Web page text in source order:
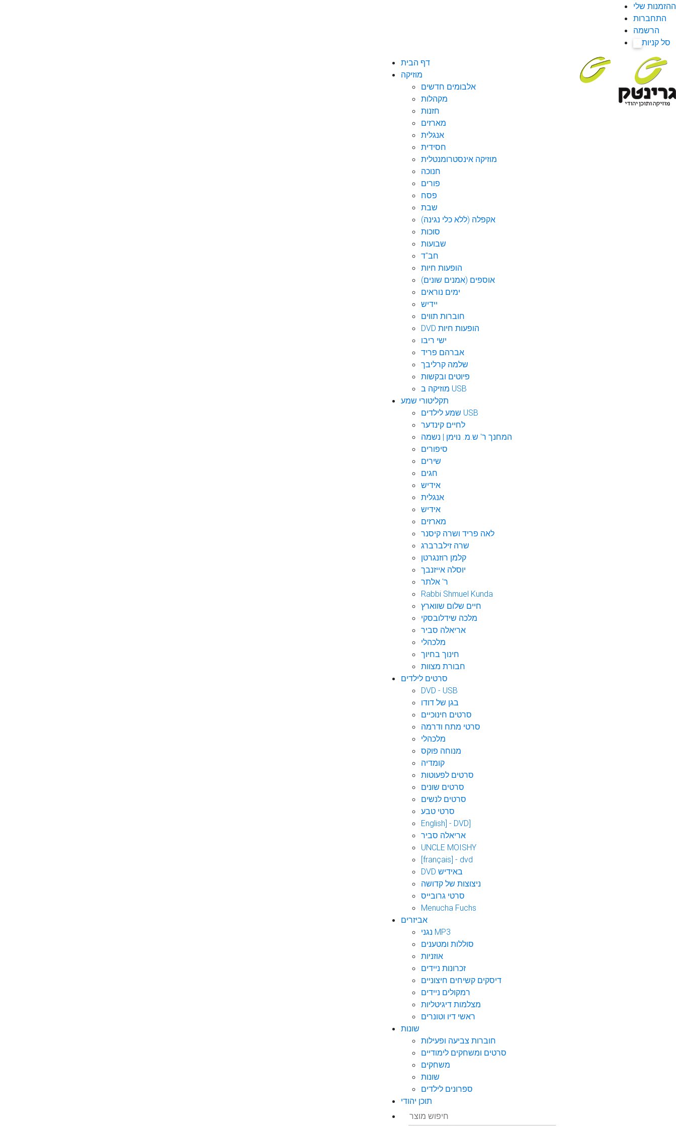
ההזמנות שלי
התחברות
הרשמה
סל קניות
דף הבית
מוזיקה
אלבומים חדשים
מקהלות
חזנות
מארזים
אנגלית
חסידית
מוזיקה אינסטרומנטלית
חנוכה
פורים
פסח
שבת
אקפלה (ללא כלי נגינה)
סוכות
שבועות
חב"ד
הופעות חיות
אוספים (אמנים שונים)
ימים נוראים
יידיש
חוברות תווים
DVD הופעות חיות
ישי ריבו
אברהם פריד
שלמה קרליבך
פיוטים ובקשות
מוזיקה ב USB
תקליטורי שמע
שמע לילדים USB
לחיים קינדער
המחנך ר' ש.מ. נוימן | נשמה
סיפורים
שירים
חגים
אידיש
אנגלית
אידיש
מארזים
לאה פריד ושרה קיסנר
שרה זילברברג
קלמן רוזנגרטן
יוסלה אייזנבך
ר' אלתר
Rabbi Shmuel Kunda
חיים שלום שווארץ
מלכה שידלובסקי
אריאלה סביר
מלכהלי
חינוך בחיוך
חבורת מצוות
סרטים לילדים
DVD - USB
בגן של דודו
סרטים חינוכיים
סרטי מתח ודרמה
מלכהלי
מנוחה פוקס
קומדיה
סרטים לפעוטות
סרטים שונים
סרטים לנשים
סרטי טבע
English] - DVD]
אריאלה סביר
UNCLE MOISHY
[français] - dvd
DVD באידיש
ניצוצות של קדושה
סרטי גרובייס
Menucha Fuchs
אביזרים
נגני MP3
סוללות ומטענים
אוזניות
זכרונות ניידים
דיסקים קשיחים חיצוניים
רמקולים ניידים
מצלמות דיגיטליות
ראשי דיו וטונרים
שונות
חוברות צביעה ופעילות
סרטים ומשחקים לימודיים
משחקים
שונות
ספרונים לילדים
תוכן יהודי